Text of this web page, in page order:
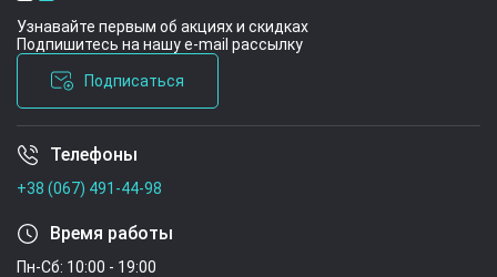
Узнавайте первым об акциях и скидках
Подпишитесь на нашу e-mail рассылку
Подписаться
Условия соглашения
Телефоны
+38 (067) 491-44-98
Время работы
Пн-Сб: 10:00 - 19:00